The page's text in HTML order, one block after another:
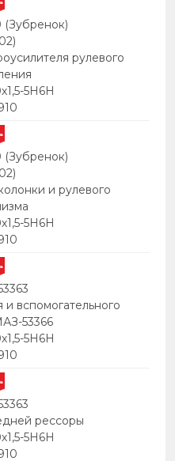
рулевого
5Н6Н
и рулевого
5Н6Н
вспомогательного
53366
5Н6Н
рессоры
5Н6Н